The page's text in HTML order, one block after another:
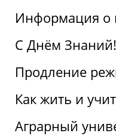
Информация о
С Днём Знаний!
Продление
Как жить и
Аграрный